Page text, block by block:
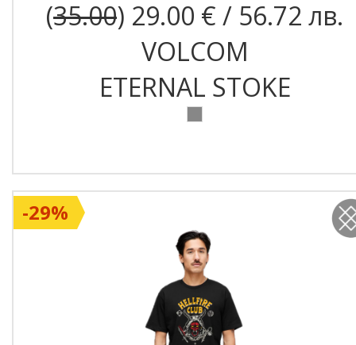
(35.00) 29.00 € / 56.72 лв.
VOLCOM
ETERNAL STOKE
-29%